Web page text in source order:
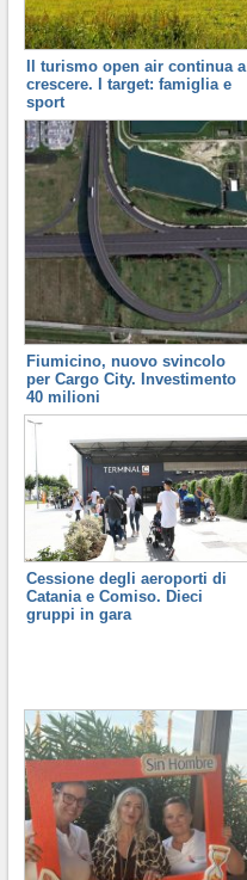
Il turismo open air continua a
crescere. I target: famiglia e
sport
Fiumicino, nuovo svincolo
per Cargo City. Investimento
40 milioni
Cessione degli aeroporti di
Catania e Comiso. Dieci
gruppi in gara